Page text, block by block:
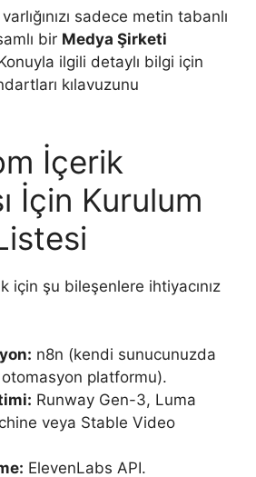
sadece metin tabanlı
bir Medya Şirketi
ilgili detaylı bilgi için
kılavuzunu
İçerik
İçin Kurulum
için şu bileşenlere ihtiyacınız
n8n (kendi sunucunuzda
otomasyon platformu).
Runway Gen-3, Luma
veya Stable Video
ElevenLabs API.